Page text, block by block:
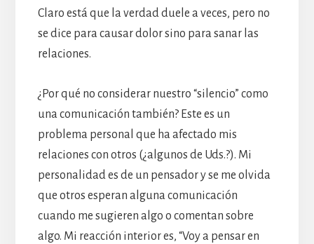
Claro está que la verdad duele a veces, pero no
se dice para causar dolor sino para sanar las
relaciones.
¿Por qué no considerar nuestro “silencio” como
una comunicación también? Este es un
problema personal que ha afectado mis
relaciones con otros (¿algunos de Uds.?). Mi
personalidad es de un pensador y se me olvida
que otros esperan alguna comunicación
cuando me sugieren algo o comentan sobre
algo. Mi reacción interior es, “Voy a pensar en